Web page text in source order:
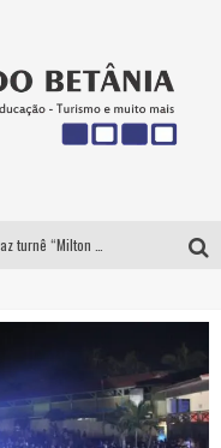
Yan traz a turnê nacional do PagodYANdo para Belo Horizonte